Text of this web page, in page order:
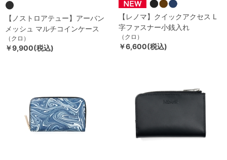
【ノストロアテュー】アーバン
メッシュ マルチコインケース
（クロ）
￥9,900(税込)
【レノマ】クイックアクセス L
字ファスナー小銭入れ
（クロ）
￥6,600(税込)